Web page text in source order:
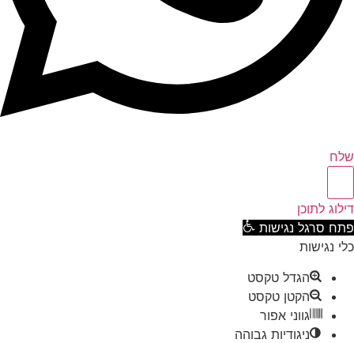
לתוכן
סרגל נגישות
נגישות
הגדל טקסט
הקטן טקסט
גווני אפור
ניגודיות גבוהה